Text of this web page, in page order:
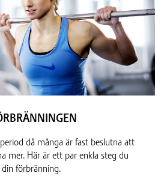
då många är fast beslutna att
mer. Här är ett par enkla steg du
förbränning.